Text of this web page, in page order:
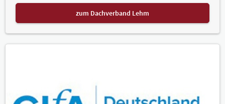
zum Dachverband Lehm